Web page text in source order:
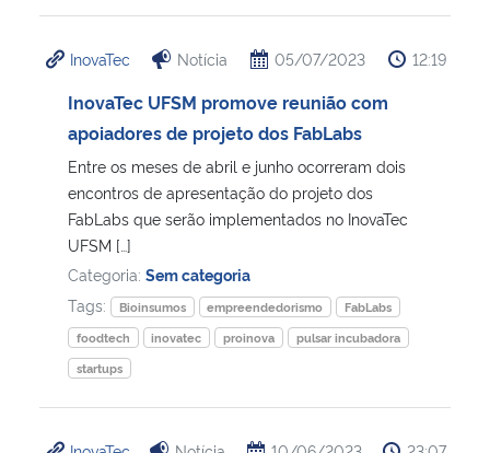
InovaTec Notícia 05/07/2023 12:19
InovaTec UFSM promove reunião com
apoiadores de projeto dos FabLabs
Entre os meses de abril e junho ocorreram dois
encontros de apresentação do projeto dos
FabLabs que serão implementados no InovaTec
UFSM […]
Categoria: Sem categoria
Tags:
Bioinsumos empreendedorismo
FabLabs
foodtech
inovatec proinova
pulsar incubadora
startups